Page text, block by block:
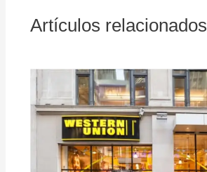
Artículos relacionados